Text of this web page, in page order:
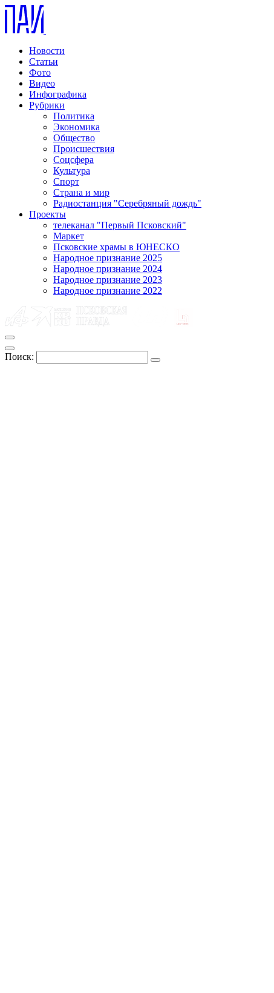
Новости
Статьи
Фото
Видео
Инфографика
Рубрики
Политика
Экономика
Общество
Происшествия
Соцсфера
Культура
Спорт
Страна и мир
Радиостанция "Серебряный дождь"
Проекты
телеканал "Первый Псковский"
Маркет
Псковские храмы в ЮНЕСКО
Народное признание 2025
Народное признание 2024
Народное признание 2023
Народное признание 2022
Поиск: